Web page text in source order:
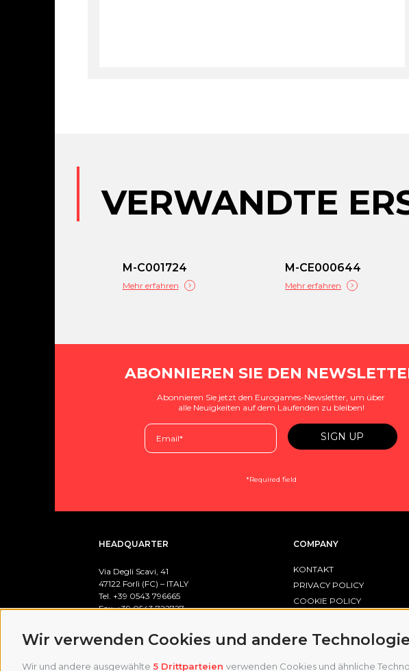
Wir verwenden Cookies und andere
Wir und andere ausgewählte 5 Drittparteien verwenden Cookies und ähnliche
VERWANDTE
M-C001724
Mehr erfahren
M-CE000644
Mehr erfahren
ABONNIEREN SIE DEN
Abonnieren Sie jetzt den Eurogames-Newsletter, um über
alle Neuigkeiten auf dem Laufenden zu bleiben!
*Required field
HEADQUARTER
Via Degli Scavi, 41
47122 Forlì (FC) – ITALY
Tel. +39 0543 796665
Fax. +39 0543 722727
COMPANY
KONTAKT
PRIVACY POLICY
COOKIE POLICY
POR FESR EMILIA-